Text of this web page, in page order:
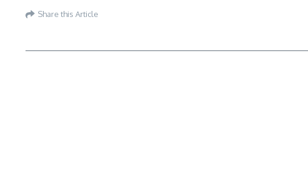
Share this Article